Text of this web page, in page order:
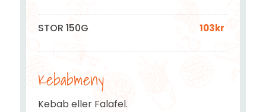
STOR 150G 103kr
Kebabmeny
Kebab eller Falafel.